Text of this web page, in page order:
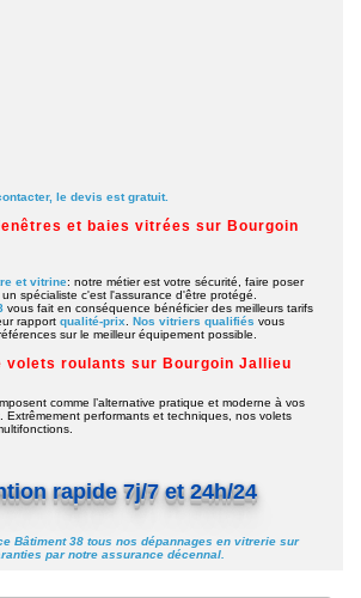
le devis est gratuit.
et baies vitrées sur Bourgoin
et vitrine: notre métier est votre sécurité, faire poser
spécialiste c'est l'assurance d'être protégé.
vous fait en conséquence bénéficier des meilleurs tarifs
rapport qualité-prix Nos vitriers qualifiés vous
sur le meilleur équipement possible.
volets roulants sur Bourgoin Jallieu
comme l’alternative pratique et moderne à vos
Extrêmement performants et techniques, nos volets
rapide 7j/7 et 24h/24
Bâtiment 38 tous nos dépannages en vitrerie sur
par notre assurance décennal.